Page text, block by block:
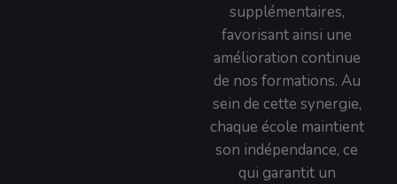
supplémentaires,
favorisant ainsi une
amélioration continue
de nos formations. Au
sein de cette synergie,
chaque école maintient
son indépendance, ce
qui garantit un